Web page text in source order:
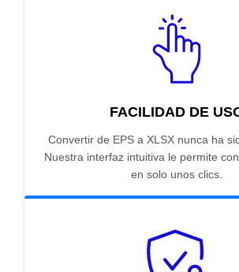
FACILIDAD DE
Convertir de EPS a XLSX nunca ha
Nuestra interfaz intuitiva le permite
en solo unos clics.